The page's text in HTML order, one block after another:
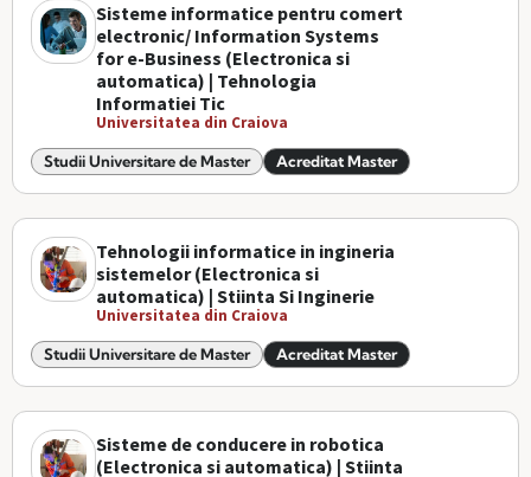
Sisteme informatice pentru comert
electronic/ Information Systems
for e-Business (Electronica si
automatica) | Tehnologia
Informatiei Tic
Universitatea din Craiova
Studii Universitare de Master Acreditat Master
Tehnologii informatice in ingineria
sistemelor (Electronica si
automatica) | Stiinta Si Inginerie
Universitatea din Craiova
Studii Universitare de Master Acreditat Master
Sisteme de conducere in robotica
(Electronica si automatica) | Stiinta